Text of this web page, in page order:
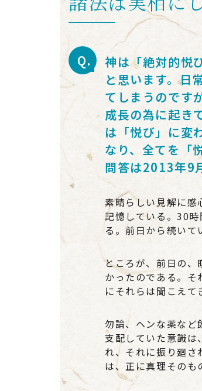
神は「絶対的悦
と思います。日
てしまうのです
成長の為に起き
は「悦び」に変
なり、全てを「
問答は2013年9
素晴らしい見解に感
記憶している。30
る。前日から続いて
ところが、前日の、
かったのである。
にそれらは聞こえて
勿論、ヘンな薬など
支配していた意識は
れ、それに振り廻
は、正に真理そのも